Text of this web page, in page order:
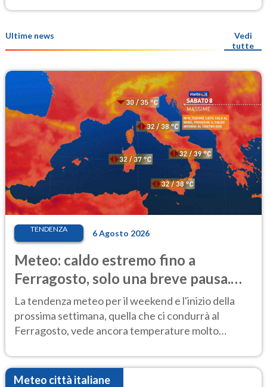
Ultime news
Vedi
tutte
TENDENZA 6 Agosto 2026
Meteo: caldo estremo fino a
Ferragosto, solo una breve pausa.
Ecco dove
La tendenza meteo per il weekend e l'inizio della
prossima settimana, quella che ci condurrà al
Ferragosto, vede ancora temperature molto
Meteo città italiane